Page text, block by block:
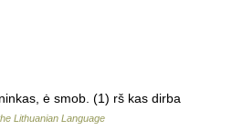
ė smob. (1) rš kas dirba
Lithuanian Language